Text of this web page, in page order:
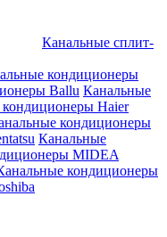
Канальные сплит-
кондиционеры
Ballu Канальные
Haier
кондиционеры
Канальные
MIDEA
кондиционеры